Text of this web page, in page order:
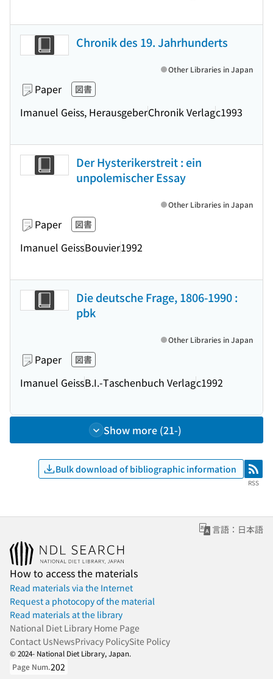
Chronik des 19. Jahrhunderts
Paper 図書
Imanuel Geiss, HerausgeberChronik Verlagc1993
Other Libraries in Japan
Der Hysterikerstreit : ein
unpolemischer Essay
Paper 図書
Imanuel GeissBouvier1992
Other Libraries in Japan
Die deutsche Frage, 1806-1990 :
pbk
Paper 図書
Imanuel GeissB.I.-Taschenbuch Verlagc1992
Other Libraries in Japan
Show more (21-)
Bulk download of bibliographic information RSS
RSS
言語：日本語
How to access the materials
Read materials via the Internet
Request a photocopy of the material
Read materials at the library
National Diet Library Home Page
Contact UsNewsPrivacy PolicySite Policy
© 2024- National Diet Library, Japan.
Page Num.202